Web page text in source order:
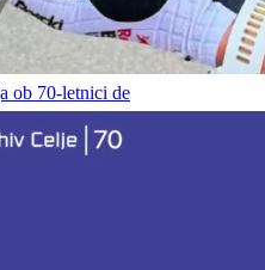
ob 70-letnici de